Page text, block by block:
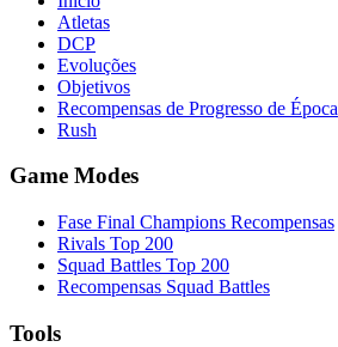
Atletas
DCP
Evoluções
Objetivos
Recompensas de Progresso de Época
Rush
Game Modes
Fase Final Champions Recompensas
Rivals Top 200
Squad Battles Top 200
Recompensas Squad Battles
Tools